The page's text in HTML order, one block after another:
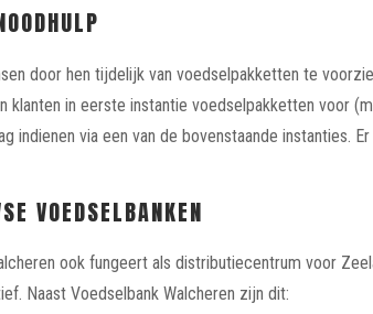
door hen tijdelijk van voedselpakketten te
klanten in eerste instantie voedselpakketten voor
indienen via een van de bovenstaande instanties.
VOEDSELBANKEN
ook fungeert als distributiecentrum voor
Naast Voedselbank Walcheren zijn dit: